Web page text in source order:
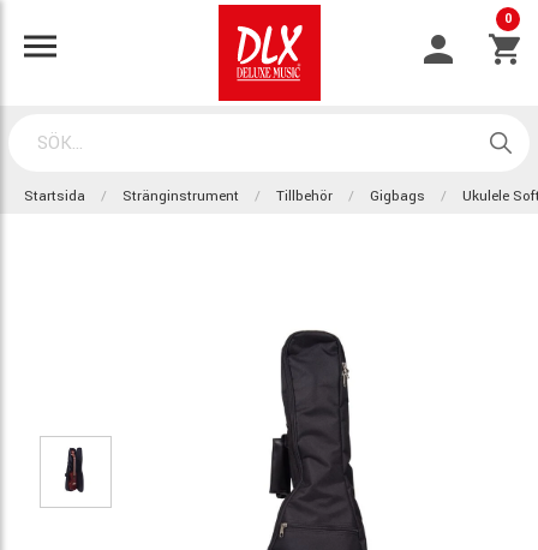
0
Startsida Stränginstrument Tillbehör Gigbags Ukulele